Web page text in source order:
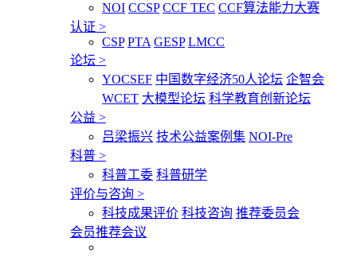
NOI CCSP CCF TEC CCF算法能力大赛
认证 >
CSP PTA GESP LMCC
论坛 >
YOCSEF 中国数字经济50人论坛 企智会
WCET 大模型论坛 科学教育创新论坛
公益 >
吕梁振兴 技术公益案例集 NOI-Pre
科普 >
科普工委 科普研学
评价与咨询 >
科技成果评价 科技咨询 推荐委员会
会员推荐会议